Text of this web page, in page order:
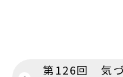
第126回 気づ